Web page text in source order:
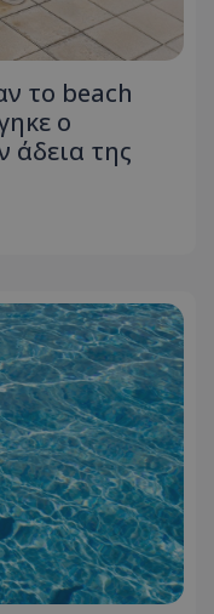
το beach
ο
άδεια της